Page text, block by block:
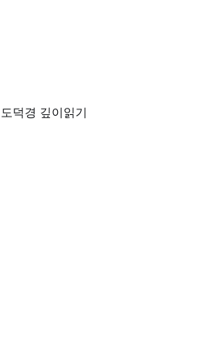
도덕경 깊이읽기